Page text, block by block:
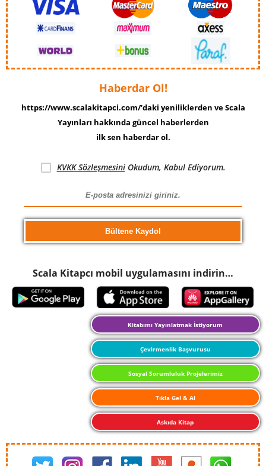
Haberdar Ol!
https://www.scalakitapci.com/’daki yeniliklerden ve Scala
Yayınları hakkında güncel haberlerden
ilk sen haberdar ol.
KVKK SözleşmesiniOkudum, Kabul Ediyorum.
Scala Kitapcı mobil uygulamasını indirin…
Kitabımı Yayınlatmak İstiyorum
Çevirmenlik Başvurusu
Sosyal Sorumluluk Projelerimiz
Tıkla Gel & Al
Askıda Kitap